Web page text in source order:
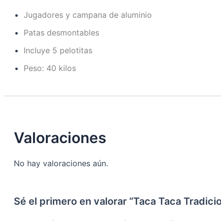
Jugadores y campana de aluminio
Patas desmontables
Incluye 5 pelotitas
Peso: 40 kilos
Valoraciones
No hay valoraciones aún.
Sé el primero en valorar “Taca Taca